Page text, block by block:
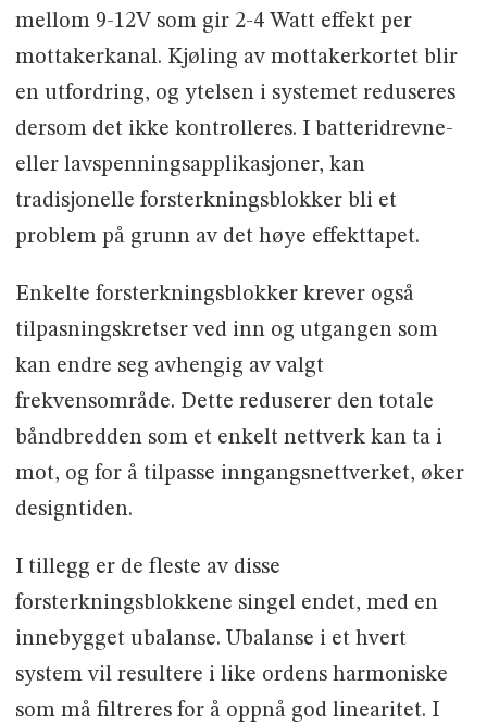
mellom 9-12V som gir 2-4 Watt effekt per
mottakerkanal. Kjøling av mottakerkortet blir
en utfordring, og ytelsen i systemet reduseres
dersom det ikke kontrolleres. I batteridrevne-
eller lavspenningsapplikasjoner, kan
tradisjonelle forsterkningsblokker bli et
problem på grunn av det høye effekttapet.
Enkelte forsterkningsblokker krever også
tilpasningskretser ved inn og utgangen som
kan endre seg avhengig av valgt
frekvensområde. Dette reduserer den totale
båndbredden som et enkelt nettverk kan ta i
mot, og for å tilpasse inngangsnettverket, øker
designtiden.
I tillegg er de fleste av disse
forsterkningsblokkene singel endet, med en
innebygget ubalanse. Ubalanse i et hvert
system vil resultere i like ordens harmoniske
som må filtreres for å oppnå god linearitet. I